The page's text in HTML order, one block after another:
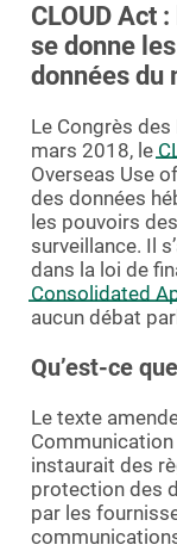
CLOUD Act
se donne
données du
Le Congrès
mars 2018, le
Overseas Use
des données
les pouvoirs
surveillance. Il
dans la loi de
Consolidated
aucun débat
Qu’est-ce
Le texte
instaurait des
protection des
par les